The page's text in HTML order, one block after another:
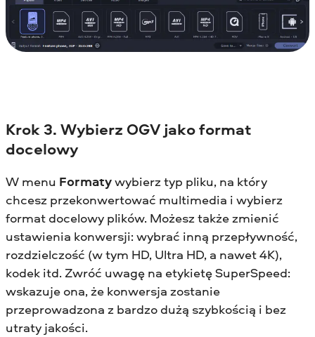
Krok 3. Wybierz OGV jako format
docelowy
W menu Formatywybierz typ pliku, na który
chcesz przekonwertować multimedia i wybierz
format docelowy plików. Możesz także zmienić
ustawienia konwersji: wybrać inną przepływność,
rozdzielczość (w tym HD, Ultra HD, a nawet 4K),
kodek itd. Zwróć uwagę na etykietę SuperSpeed:
wskazuje ona, że konwersja zostanie
przeprowadzona z bardzo dużą szybkością i bez
utraty jakości.